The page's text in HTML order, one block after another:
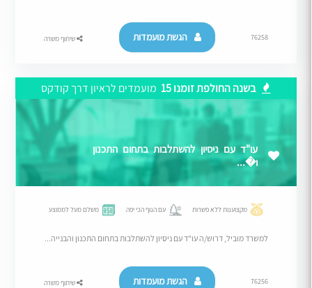
76258 הגשת מועמדות שיתוף משרה
בשנה החולפת זומנו 15 מועמדים לראיון דרך קודקס
עו"ד עם ניסיון להשתלבות בתחום התכנון
ו�...
מקצוענות ללא פשרות עם הנוף הכי יפה משלם מעל לממוצע
למשרד מוביל, דרוש/ה עו"ד עם ניסיון להשתלבות בתחום התכנון והבנייה...
76256 הגשת מועמדות שיתוף משרה